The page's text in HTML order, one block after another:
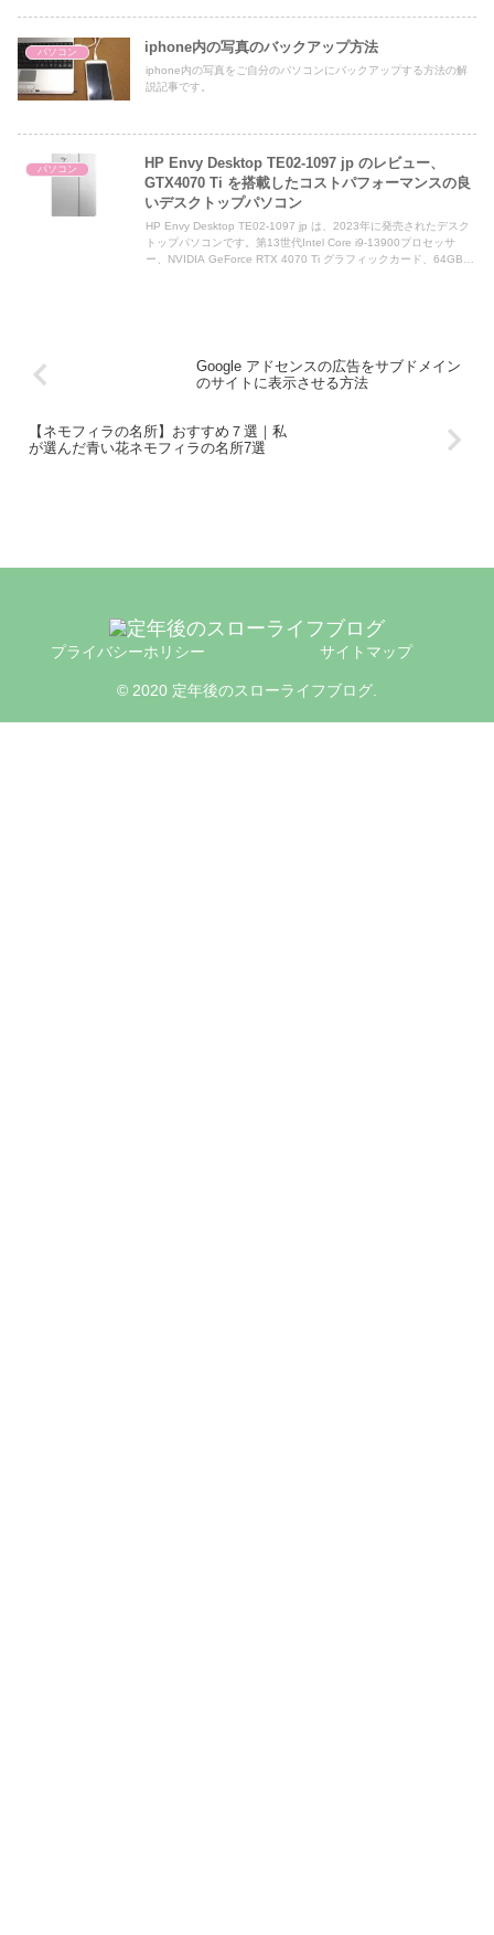
性能テスト、インターネットの回線速度などについて解説した記事
です。
パソコン iphone内の写真のバックアップ方法
iphone内の写真をご自分のパソコンにバックアップする方法の解
説記事です。
パソコン
HP Envy Desktop TE02-1097 jp のレビュー、
GTX4070 Ti を搭載したコストパフォーマンスの良
いデスクトップパソコン
HP Envy Desktop TE02-1097 jp は、2023年に発売されたデスク
トップパソコンです。第13世代Intel Core i9-13900プロセッサ
ー、NVIDIA GeForce RTX 4070 Ti グラフィックカード、64GB
Google アドセンスの広告をサブドメイン
のサイトに表示させる方法
【ネモフィラの名所】おすすめ７選｜私
が選んだ青い花ネモフィラの名所7選
プライバシーホリシー サイトマップ
© 2020 定年後のスローライフブログ.